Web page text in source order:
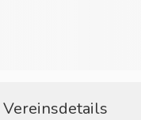
Vereinsdetails